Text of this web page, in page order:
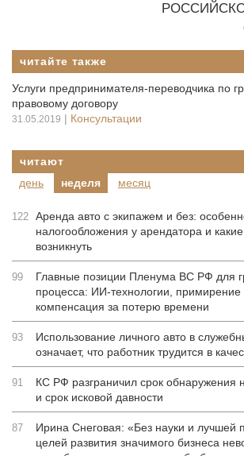
читайте также
Услуги предпринимателя-переводчика по
правовому договору
31.05.2019 | Консультации
читают
день
неделя месяц
122 Аренда авто с экипажем и без:
налогообложения у арендатора и
возникнуть
99
Главные позиции Пленума ВС РФ для
процесса: ИИ-технологии, примирение
компенсация за потерю времени
93
Использование личного авто в
означает, что работник трудится в
91
КС РФ разграничил срок обнаружения
и срок исковой давности
87
Ирина Снеговая: «Без науки и лучшей
целей развития значимого бизнеса